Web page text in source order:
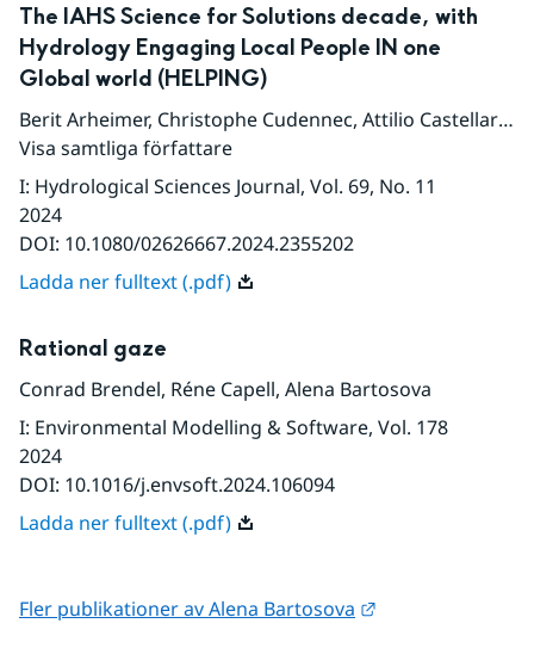
The IAHS Science for Solutions decade, with
Hydrology Engaging Local People IN one
Global world (HELPING)
Berit Arheimer, Christophe Cudennec, Attilio Castellarin
Visa samtliga författare
I: Hydrological Sciences Journal, Vol. 69, No. 11
2024
DOI: 10.1080/02626667.2024.2355202
Ladda ner fulltext (.pdf)
Rational gaze
Conrad Brendel, Réne Capell, Alena Bartosova
I: Environmental Modelling & Software, Vol. 178
2024
DOI: 10.1016/j.envsoft.2024.106094
Ladda ner fulltext (.pdf)
Fler publikationer av Alena Bartosova